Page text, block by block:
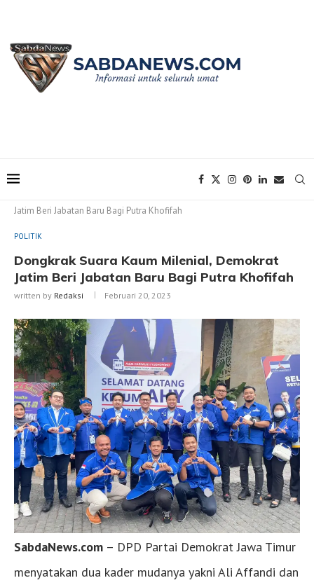
Jatim Beri Jabatan Baru Bagi Putra Khofifah
POLITIK
Dongkrak Suara Kaum Milenial, Demokrat
Jatim Beri Jabatan Baru Bagi Putra Khofifah
written by Redaksi Februari 20, 2023
SabdaNews.com – DPD Partai Demokrat Jawa Timur
menyatakan dua kader mudanya yakni Ali Affandi dan